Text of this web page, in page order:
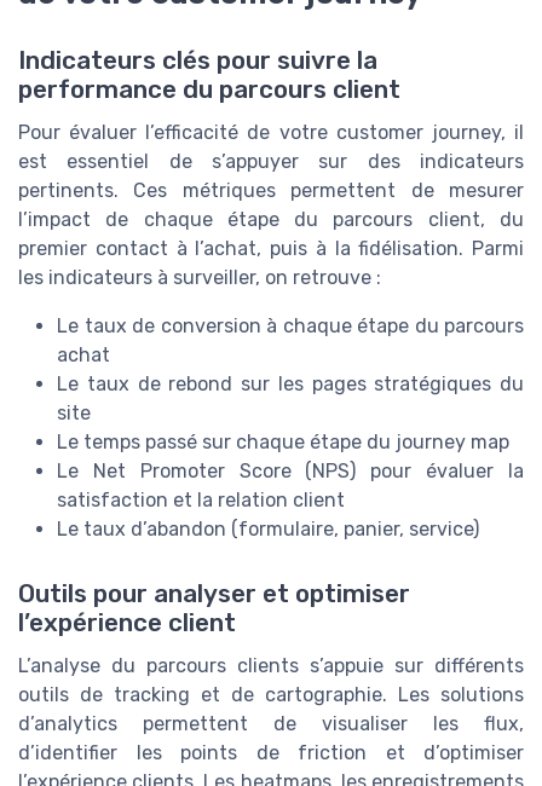
Indicateurs clés pour suivre la
performance du parcours client
Pour évaluer l’efficacité de votre customer journey, il
est essentiel de s’appuyer sur des indicateurs
pertinents. Ces métriques permettent de mesurer
l’impact de chaque étape du parcours client, du
premier contact à l’achat, puis à la fidélisation. Parmi
les indicateurs à surveiller, on retrouve :
Le taux de conversion à chaque étape du parcours
achat
Le taux de rebond sur les pages stratégiques du
site
Le temps passé sur chaque étape du journey map
Le Net Promoter Score (NPS) pour évaluer la
satisfaction et la relation client
Le taux d’abandon (formulaire, panier, service)
Outils pour analyser et optimiser
l’expérience client
L’analyse du parcours clients s’appuie sur différents
outils de tracking et de cartographie. Les solutions
d’analytics permettent de visualiser les flux,
d’identifier les points de friction et d’optimiser